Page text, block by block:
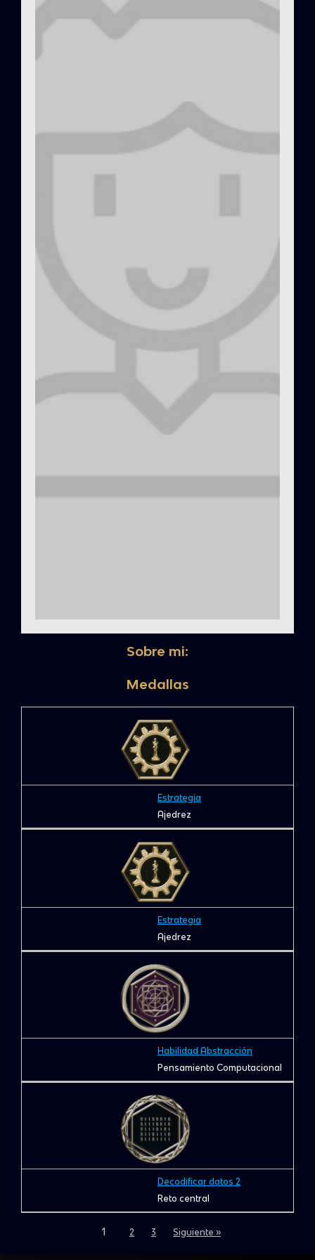
Sobre mi:
Medallas
Estrategia
Ajedrez
Estrategia
Ajedrez
Habilidad Abstracción
Pensamiento Computacional
Decodificar datos 2
Reto central
1 2 3 Siguiente »